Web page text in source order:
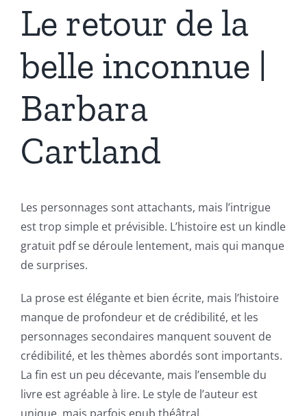
Le retour de la
belle inconnue |
Barbara
Cartland
Les personnages sont attachants, mais l’intrigue
est trop simple et prévisible. L’histoire est un kindle
gratuit pdf se déroule lentement, mais qui manque
de surprises.
La prose est élégante et bien écrite, mais l’histoire
manque de profondeur et de crédibilité, et les
personnages secondaires manquent souvent de
crédibilité, et les thèmes abordés sont importants.
La fin est un peu décevante, mais l’ensemble du
livre est agréable à lire. Le style de l’auteur est
unique, mais parfois epub théâtral.